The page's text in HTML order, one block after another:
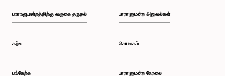
பாராளுமன்றத்திற்கு வருகை தருதல்
கற்க
பங்கேற்க
பாராளுமன்ற அலுவல்கள்
செயலகம்
பாராளுமன்ற நேரலை